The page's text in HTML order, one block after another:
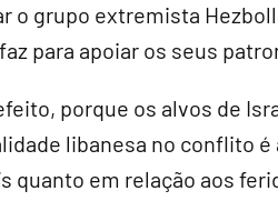
o grupo extremista
para apoiar os seus
porque os alvos de
libanesa no conflito
quanto em relação aos